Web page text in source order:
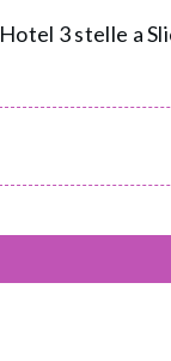
Hotel 3 stelle a